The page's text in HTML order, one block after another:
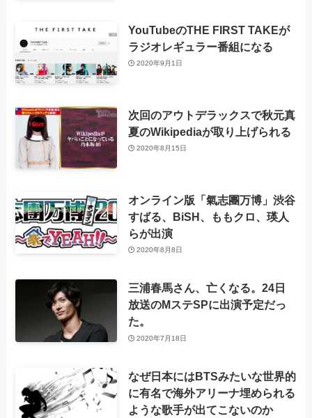
YouTubeのTHE FIRST TAKEが
ラジオレギュラー番組になる
2020年9月1日
次回のアウトデラックスで秋元真
夏のWikipediaが取り上げられる
2020年8月15日
オンライン版「氣志團万博」渋谷
すばる、BiSH、ももクロ、瑛人
らが出演
2020年8月8日
三浦春馬さん、亡くなる。24日
放送のMステSPに出演予定だっ
た。
2020年7月18日
なぜ日本にはBTSみたいな世界的
に有名で海外アリーナ埋められる
ような歌手が出てこないのか